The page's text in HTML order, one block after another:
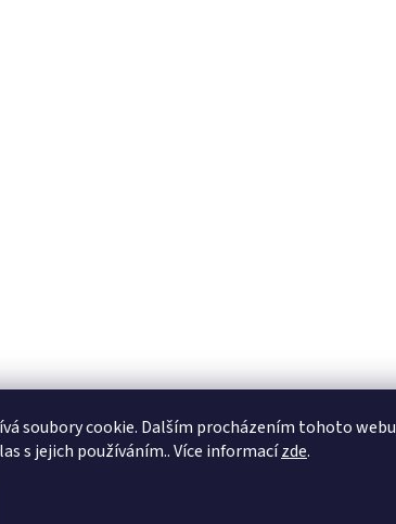
soubory cookie. Dalším procházením tohoto webu
s jejich používáním.. Více informacízde.